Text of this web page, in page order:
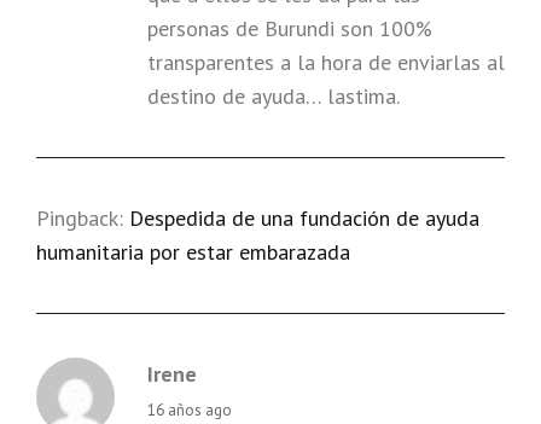
personas de Burundi son 100%
transparentes a la hora de enviarlas al
destino de ayuda… lastima.
Pingback: Despedida de una fundación de ayuda
humanitaria por estar embarazada
Irene
says:
16 años ago